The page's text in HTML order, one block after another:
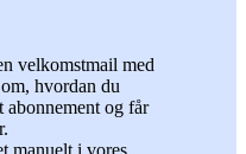
velkomstmail med
hvordan du
abonnement og får